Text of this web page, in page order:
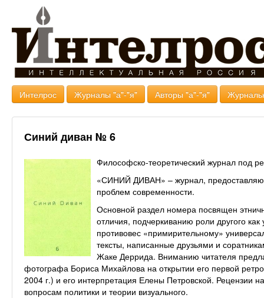
Интелрос Журналы "а"-"я" Авторы "а"-"я"
Синий диван № 6
Философско-теоретический журнал под
«СИНИЙ ДИВАН» – журнал,
проблем современности.
Основной раздел номера посвящен
отличия, подчеркиванию роли другого
противовес «примирительному»
тексты, написанные друзьями и
Жаке Деррида. Вниманию читателя
фотографа Бориса Михайлова на открытии его первой
2004 г.) и его интерпретация Елены Петровской. Рецензии
вопросам политики и теории визуального.